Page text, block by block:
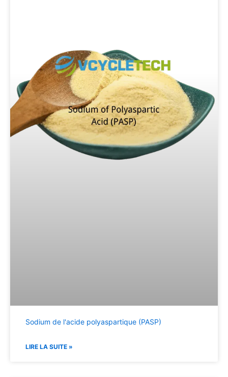
Sodium de l'acide polyaspartique (PASP)
LIRE LA SUITE »